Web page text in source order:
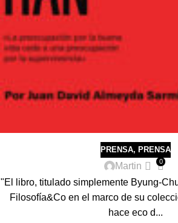
PRENSA, PRENSA
Martin 0
"El libro, titulado simplemente Byung-
Filosofía&Co en el marco de su
hace eco d...